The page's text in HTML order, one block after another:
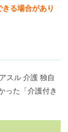
る場合があり
アスル 介護 独自
った「介護付き